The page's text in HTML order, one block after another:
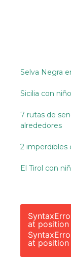
Selva Negra
Sicilia con
7 rutas de
alrededores
2 imperdibles
El Tirol con
at position
at position